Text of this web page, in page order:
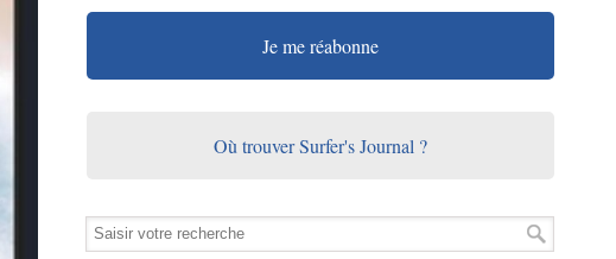
Je me réabonne
Où trouver Surfer's Journal ?